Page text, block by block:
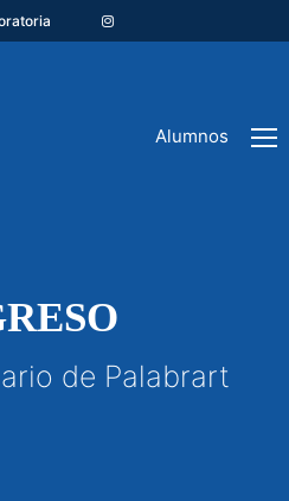
Alumnos
de Palabrart